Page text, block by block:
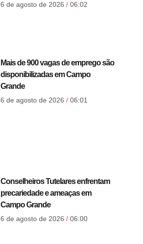
6 de agosto de 2026 06:02
Mais de 900 vagas de emprego são
disponibilizadas em Campo
Grande
6 de agosto de 2026 06:01
Conselheiros Tutelares enfrentam
precariedade e ameaças em
Campo Grande
6 de agosto de 2026 06:00